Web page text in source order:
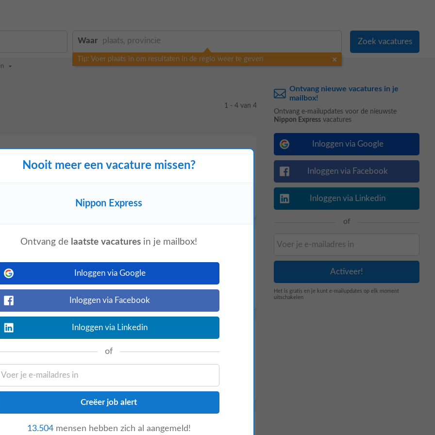
Waar
Tip: Voer plaats in om resultaten in de regio weer te geven
1 - 4 van 4
administratief medewerker logistics. Het
goed administratief onderlegd en
where will you work
activities for various
geleden
employee logistics. It is a
well-versed in administration and
Ontvang nieuwe vacatures in je
mailbox!
Ontvang e-mailupdates voor de nieuwste
Nippon Express vacatures
Inloggen via Google
Inloggen via Facebook
Inloggen via Linkedin
of
Het is gratis en je kunt e-mailupdates op elk moment
uitschakelen
Nooit meer een vacature missen?
Nippon Express
Ontvang de laatste vacatures in je mailbox!
Inloggen via Google
Inloggen via Facebook
Inloggen via Linkedin
of
13.504mensen hebben zich al aangemeld!